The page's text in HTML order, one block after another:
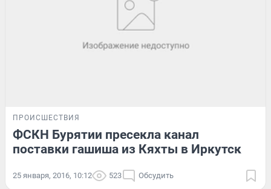
ПРОИСШЕСТВИЯ
ФСКН Бурятии пресекла канал
поставки гашиша из Кяхты в Иркутск
25 января, 2016, 10:12 523 Обсудить